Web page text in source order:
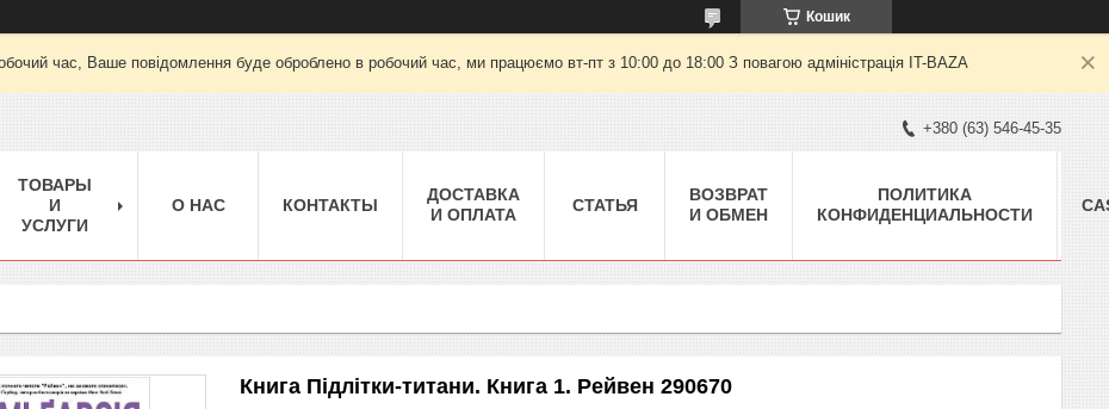
Кошик
час, Ваше повідомлення буде оброблено в робочий час, ми працюємо вт-пт з 10:00 до 18:00 З повагою адміністрація IT-BAZA
+380 (63) 546-45-35
ТОВАРЫ
И
УСЛУГИ
О НАС КОНТАКТЫ
ДОСТАВКА
И ОПЛАТА
СТАТЬЯ
ВОЗВРАТ
И ОБМЕН
ПОЛИТИКА
КОНФИДЕНЦИАЛЬНОСТИ
Книга Підлітки-титани. Книга 1. Рейвен 290670